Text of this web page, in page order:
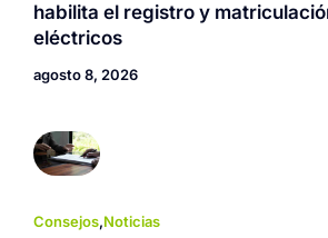
habilita el registro y
eléctricos
agosto 8, 2026
Consejos,Noticias